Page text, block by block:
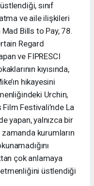
sınıf
ve aile ilişkileri
Mad Bills to Pay, 78.
Regard
ve FIPRESCI
kıyısında,
hikayesini
Urchin,
Festivali’nde La
yapan, yalnızca bir
kurumların
çok anlamaya
üstlendiği